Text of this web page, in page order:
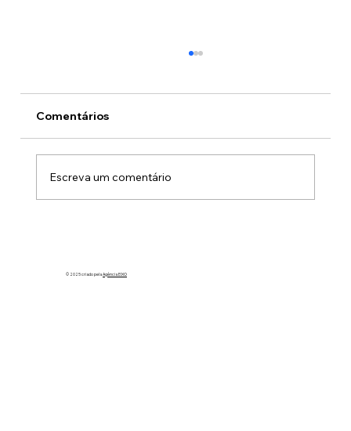
Comentários
Escreva um comentário
© 2025 criado pelaAgência EIXO